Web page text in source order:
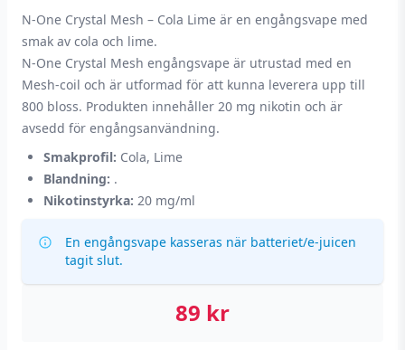
N-One Crystal Mesh – Cola Lime är en engångsvape med
smak av cola och lime.
N-One Crystal Mesh engångsvape är utrustad med en
Mesh-coil och är utformad för att kunna leverera upp till
800 bloss. Produkten innehåller 20 mg nikotin och är
avsedd för engångsanvändning.
Smakprofil: Cola, Lime
Blandning: .
Nikotinstyrka: 20 mg/ml
En engångsvape kasseras när batteriet/e-juicen
tagit slut.
89 kr